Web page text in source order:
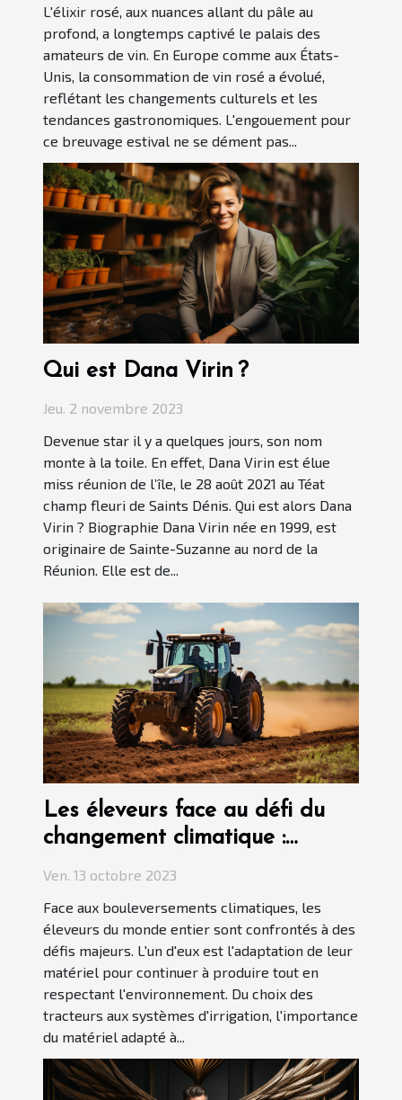
L'élixir rosé, aux nuances allant du pâle au
profond, a longtemps captivé le palais des
amateurs de vin. En Europe comme aux États-
Unis, la consommation de vin rosé a évolué,
reflétant les changements culturels et les
tendances gastronomiques. L'engouement pour
ce breuvage estival ne se dément pas...
Qui est Dana Virin ?
Jeu. 2 novembre 2023
Devenue star il y a quelques jours, son nom
monte à la toile. En effet, Dana Virin est élue
miss réunion de l’île, le 28 août 2021 au Téat
champ fleuri de Saints Dénis. Qui est alors Dana
Virin ? Biographie Dana Virin née en 1999, est
originaire de Sainte-Suzanne au nord de la
Réunion. Elle est de...
Les éleveurs face au défi du
changement climatique :
l'importance du matériel
Ven. 13 octobre 2023
Face aux bouleversements climatiques, les
éleveurs du monde entier sont confrontés à des
défis majeurs. L'un d'eux est l'adaptation de leur
matériel pour continuer à produire tout en
respectant l'environnement. Du choix des
tracteurs aux systèmes d'irrigation, l'importance
du matériel adapté à...